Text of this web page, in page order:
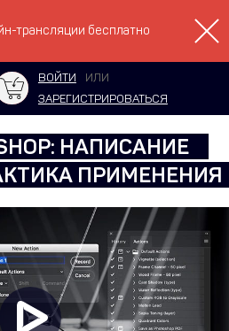
трансляции бесплатно
ВОЙТИ
ИЛИ
ЗАРЕГИСТРИРОВАТЬСЯ
НАПИСАНИЕ
ПРИМЕНЕНИЯ